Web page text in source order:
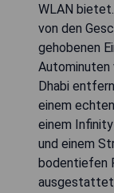
WLAN
von den
gehobenen
Autominuten
Dhabi
einem
einem
und einem
bodentiefen